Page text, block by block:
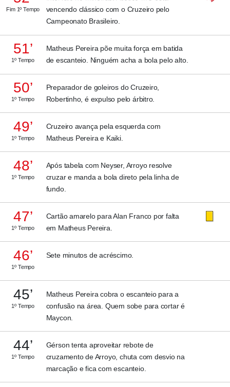
Fim 1º Tempo
vencendo clássico com o Cruzeiro pelo
Campeonato Brasileiro.
51’
1º Tempo
Matheus Pereira põe muita força em batida
de escanteio. Ninguém acha a bola pelo alto.
50’
1º Tempo
Preparador de goleiros do Cruzeiro,
Robertinho, é expulso pelo árbitro.
49’
1º Tempo
Cruzeiro avança pela esquerda com
Matheus Pereira e Kaiki.
48’
1º Tempo
Após tabela com Neyser, Arroyo resolve
cruzar e manda a bola direto pela linha de
fundo.
47’
1º Tempo
Cartão amarelo para Alan Franco por falta
em Matheus Pereira.
46’
1º Tempo
Sete minutos de acréscimo.
45’
1º Tempo
Matheus Pereira cobra o escanteio para a
confusão na área. Quem sobe para cortar é
Maycon.
44’
1º Tempo
Gérson tenta aproveitar rebote de
cruzamento de Arroyo, chuta com desvio na
marcação e fica com escanteio.